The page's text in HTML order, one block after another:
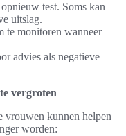
test. Soms kan
uitslag.
te monitoren wanneer
advies als negatieve
vergroten
vrouwen kunnen helpen
worden: